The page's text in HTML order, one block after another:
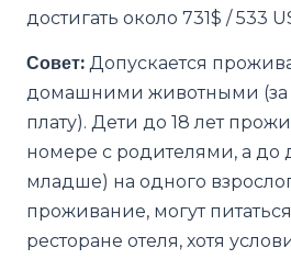
достигать около 731$ / 533
Совет: Допускается
домашними животными (за
плату). Дети до 18 лет
номере с родителями, а до
младше) на одного
проживание, могут
ресторане отеля, хотя